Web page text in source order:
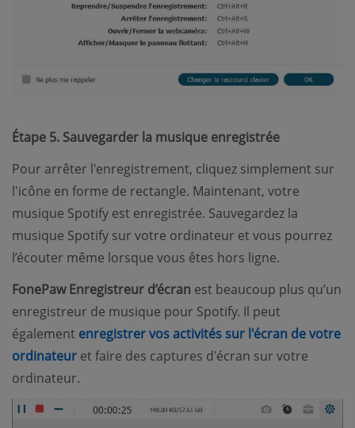
Étape 5. Sauvegarder la musique enregistrée
Pour arrêter l'enregistrement, cliquez simplement sur
l'icône en forme de rectangle. Maintenant, votre
musique Spotify est enregistrée. Sauvegardez la
musique Spotify sur votre ordinateur et vous pourrez
l’écouter même lorsque vous êtes hors ligne.
FonePaw Enregistreur d’écran est beaucoup plus qu’un
enregistreur de musique pour Spotify. Il peut
également enregistrer vos activités sur l'écran de votre
ordinateur (opens new window)
et faire des captures d'écran sur votre
ordinateur.